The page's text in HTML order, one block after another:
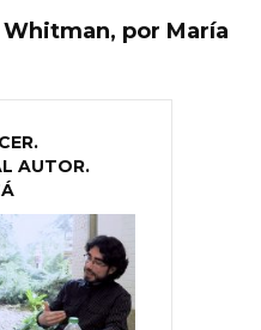
por María
AUTOR.